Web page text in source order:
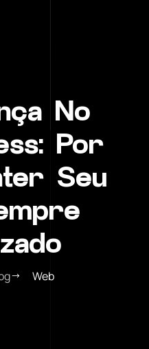
No
Por
Seu
Web